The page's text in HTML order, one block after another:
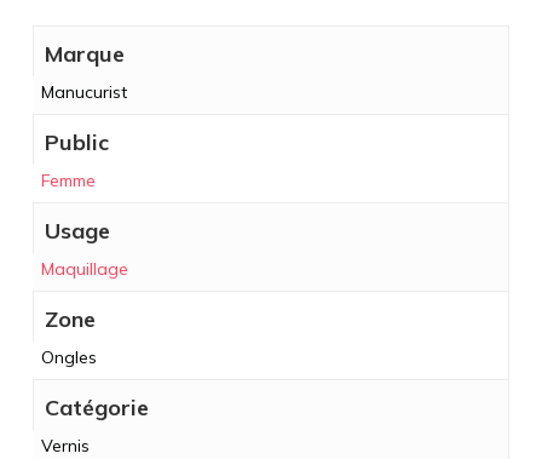
Marque
Manucurist
Public
Femme
Usage
Maquillage
Zone
Ongles
Catégorie
Vernis